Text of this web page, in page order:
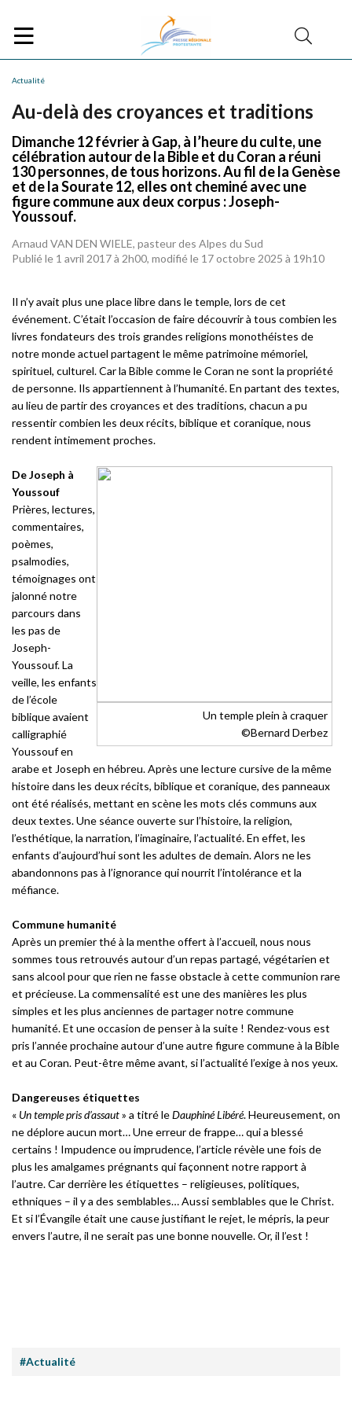
Actualité
Au-delà des croyances et traditions
Dimanche 12 février à Gap, à l’heure du culte, une
célébration autour de la Bible et du Coran a réuni
130 personnes, de tous horizons. Au fil de la Genèse
et de la Sourate 12, elles ont cheminé avec une
figure commune aux deux corpus : Joseph-
Youssouf.
Arnaud VAN DEN WIELE, pasteur des Alpes du Sud
Publié le 1 avril 2017 à 2h00, modifié le 17 octobre 2025 à 19h10
Il n’y avait plus une place libre dans le temple, lors de cet
événement. C’était l’occasion de faire découvrir à tous combien les
livres fondateurs des trois grandes religions monothéistes de
notre monde actuel partagent le même patrimoine mémoriel,
spirituel, culturel. Car la Bible comme le Coran ne sont la propriété
de personne. Ils appartiennent à l’humanité. En partant des textes,
au lieu de partir des croyances et des traditions, chacun a pu
ressentir combien les deux récits, biblique et coranique, nous
rendent intimement proches.
Un temple plein à craquer
©Bernard Derbez
De Joseph à
Youssouf
Prières, lectures,
commentaires,
poèmes,
psalmodies,
témoignages ont
jalonné notre
parcours dans
les pas de
Joseph-
Youssouf. La
veille, les enfants
de l’école
biblique avaient
calligraphié
Youssouf en
arabe et Joseph en hébreu. Après une lecture cursive de la même
histoire dans les deux récits, biblique et coranique, des panneaux
ont été réalisés, mettant en scène les mots clés communs aux
deux textes. Une séance ouverte sur l’histoire, la religion,
l’esthétique, la narration, l’imaginaire, l’actualité. En effet, les
enfants d’aujourd’hui sont les adultes de demain. Alors ne les
abandonnons pas à l’ignorance qui nourrit l’intolérance et la
méfiance.
Commune humanité
Après un premier thé à la menthe offert à l’accueil, nous nous
sommes tous retrouvés autour d’un repas partagé, végétarien et
sans alcool pour que rien ne fasse obstacle à cette communion rare
et précieuse. La commensalité est une des manières les plus
simples et les plus anciennes de partager notre commune
humanité. Et une occasion de penser à la suite ! Rendez-vous est
pris l’année prochaine autour d’une autre figure commune à la Bible
et au Coran. Peut-être même avant, si l’actualité l’exige à nos yeux.
Dangereuses étiquettes
« Un temple pris d’assaut» a titré leDauphiné Libéré. Heureusement, on
ne déplore aucun mort… Une erreur de frappe… qui a blessé
certains ! Impudence ou imprudence, l’article révèle une fois de
plus les amalgames prégnants qui façonnent notre rapport à
l’autre. Car derrière les étiquettes – religieuses, politiques,
ethniques – il y a des semblables… Aussi semblables que le Christ.
Et si l’Évangile était une cause justifiant le rejet, le mépris, la peur
envers l’autre, il ne serait pas une bonne nouvelle. Or, il l’est !
#Actualité